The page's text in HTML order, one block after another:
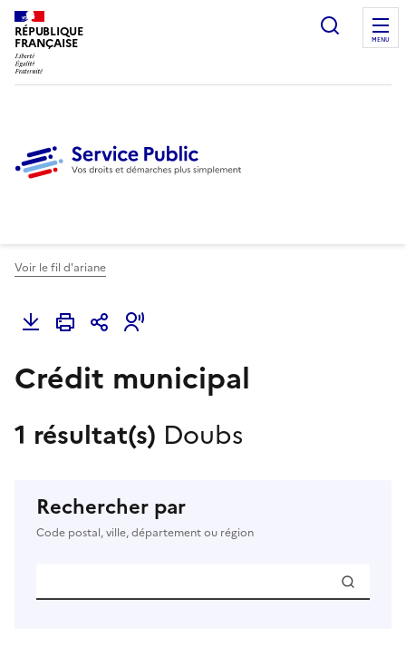
RÉPUBLIQUE
FRANÇAISE
Ouvrir
MENU
Voir le fil d'ariane
Crédit municipal
1 résultat(s) Doubs
Rechercher par
Code postal, ville, département ou région